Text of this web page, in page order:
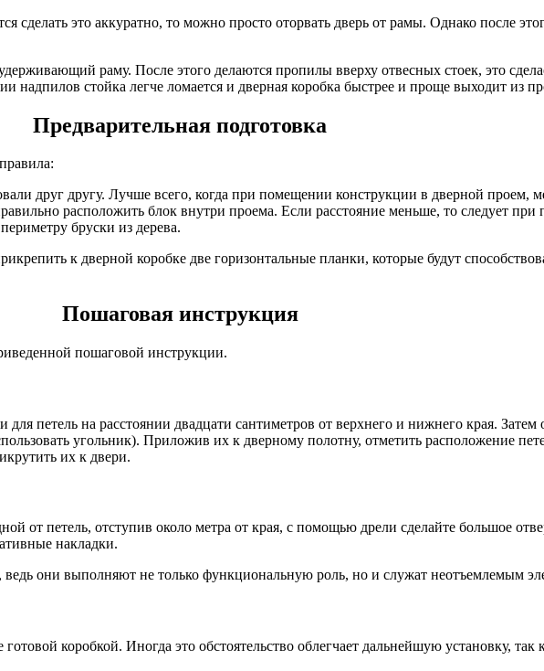
это аккуратно, то можно просто оторвать дверь от рамы. Однако после
раму. После этого делаются пропилы вверху отвесных стоек, это
стойка легче ломается и дверная коробка быстрее и проще выходит из
Предварительная подготовка
друг другу. Лучше всего, когда при помещении конструкции в дверной проем,
расположить блок внутри проема. Если расстояние меньше, то следует
бруски из дерева.
к дверной коробке две горизонтальные планки, которые будут
Пошаговая инструкция
пошаговой инструкции.
петель на расстоянии двадцати сантиметров от верхнего и нижнего края.
угольник). Приложив их к дверному полотну, отметить расположение
их к двери.
от петель, отступив около метра от края, с помощью дрели сделайте большое
накладки.
они выполняют не только функциональную роль, но и служат неотъемлемым
коробкой. Иногда это обстоятельство облегчает дальнейшую установку,